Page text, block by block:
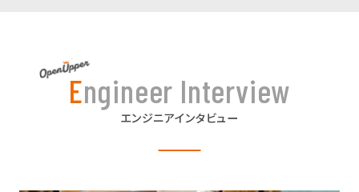
Engineer Interview
エンジニアインタビュー